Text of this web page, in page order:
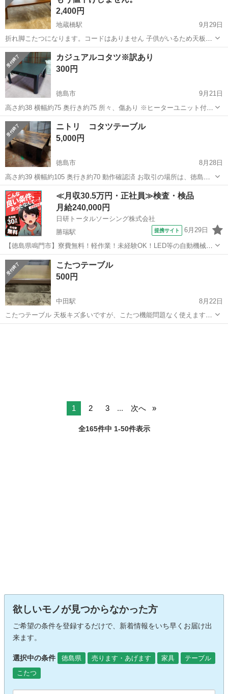
2,400円
地蔵橋駅
9月29日
折れ脚こたつになります。コードはありません 子供がいるため天板に
傷が所々ついていて気にならない方よろしくお願い致します。こたつ
で折りたたみタイプ珍しいため定価2万くらいしました。最近まで使用
していたので 動作は問題ありません...
徳島 徳島市 テーブル 折りたたみ
カジュアルコタツ※訳あり
300円
徳島市
9月21日
高さ約38 横幅約75 奥行き約75 所々、傷あり ※ヒーターユニット付い
てますが、コタツコードがないため動作未確認です！ ※ヒーターユニ
ットも古いので、動かない可能性あり ※もし、コタツコードを個人で
購入されて動作確...
徳島 徳島市 テーブル
ニトリ コタツテーブル
5,000円
徳島市
8月28日
高さ約39 横幅約105 奥行き約70 動作確認済 お取引の場所は、徳島市
南矢三町3丁目9-26です。 お問い合わせのあった方から順番にお取引
させて頂きます！ お取引後は、ノークレーム、ノーリターンでお願い
します。
徳島 徳島市 テーブル コタツ
≪月収30.5万円・正社員≫検査・検品
月給240,000円
日研トータルソーシング株式会社
勝瑞駅
提携サイト 6月29日
【徳島県鳴門市】寮費無料！軽作業！未経験OK！LED等の自動機械加
工・検査・梱包・データ入力《お仕事No.NS0560》 お仕事について ス
マートフォンやパソコン、車などに使われるLED等の電子部品の製造
とそれに付帯する作...
徳島 鳴門市 勝瑞駅 その他
こたつテーブル
500円
中田駅
8月22日
こたつテーブル 天板キズ多いですが、こたつ機能問題なく使えます。
小松島市、徳島市であれば無料で配達します よろしくお願いいたしま
1 2 3 ... 次へ
全165件中 1-50件表示
欲しいモノが見つからなかった方
ご希望の条件を登録するだけで、新着情報をいち早くお届け出
来ます。
選択中の条件 徳島県 売ります・あげます 家具
テーブル
こたつ